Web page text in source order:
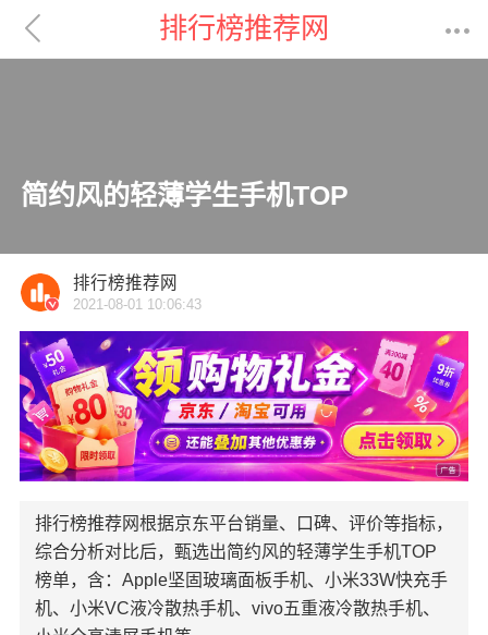
 排行榜推荐网 
简约风的轻薄学生手机TOP

排行榜推荐网
2021-08-01 10:06:43
排行榜推荐网根据京东平台销量、口碑、评价等指标，
综合分析对比后，甄选出简约风的轻薄学生手机TOP
榜单，含：Apple坚固玻璃面板手机、小米33W快充手
机、小米VC液冷散热手机、vivo五重液冷散热手机、